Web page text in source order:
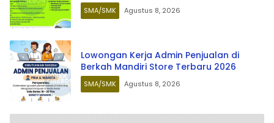
SMA/SMK Agustus 8, 2026
Lowongan Kerja Admin Penjualan di
Berkah Mandiri Store Terbaru 2026
SMA/SMK Agustus 8, 2026